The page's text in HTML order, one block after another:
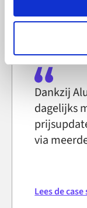
browser settings
functioning of
on the internet
Dankzij
dagelijks
via
Lees de